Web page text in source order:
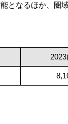
となるほか、圏